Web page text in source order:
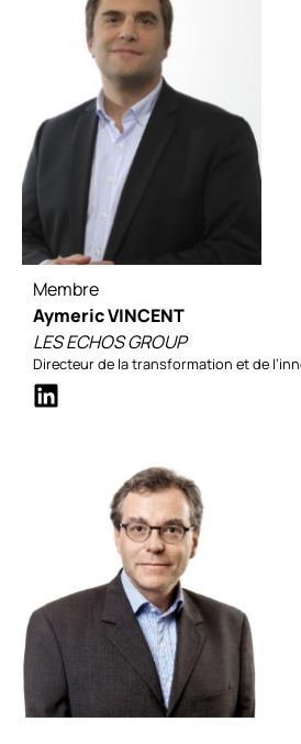
Membre
Aymeric VINCENT
LES ECHOS GROUP
Directeur de la transformation et de